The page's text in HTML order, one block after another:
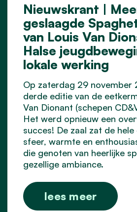
Nieuwskrant |
geslaagde
van Louis Van
Halse
lokale werking
Op zaterdag 29 november
derde editie van de
Van Dionant (schepen
Het werd opnieuw een
succes! De zaal zat de
sfeer, warmte en
die genoten van heerlijke
gezellige ambiance.
lees meer